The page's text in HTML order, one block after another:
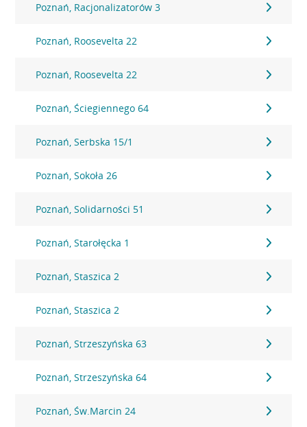
Poznań, Racjonalizatorów 3
Poznań, Roosevelta 22
Poznań, Roosevelta 22
Poznań, Ściegiennego 64
Poznań, Serbska 15/1
Poznań, Sokoła 26
Poznań, Solidarności 51
Poznań, Starołęcka 1
Poznań, Staszica 2
Poznań, Staszica 2
Poznań, Strzeszyńska 63
Poznań, Strzeszyńska 64
Poznań, Św.Marcin 24